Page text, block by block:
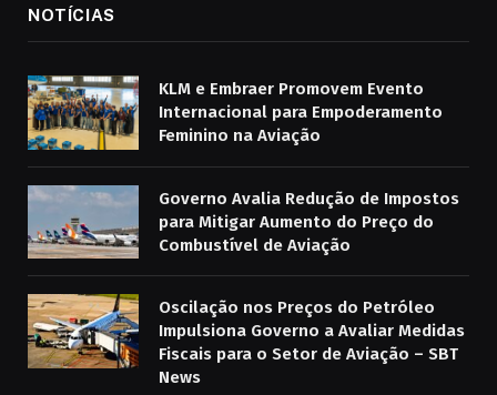
NOTÍCIAS
KLM e Embraer Promovem Evento
Internacional para Empoderamento
Feminino na Aviação
Governo Avalia Redução de Impostos
para Mitigar Aumento do Preço do
Combustível de Aviação
Oscilação nos Preços do Petróleo
Impulsiona Governo a Avaliar Medidas
Fiscais para o Setor de Aviação – SBT
News